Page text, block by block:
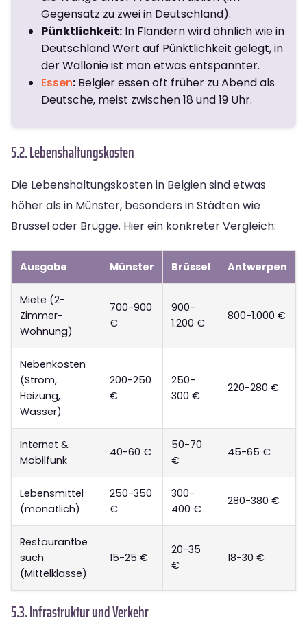
Gegensatz zu zwei in Deutschland).
Pünktlichkeit: In Flandern wird ähnlich wie in
Deutschland Wert auf Pünktlichkeit gelegt, in
der Wallonie ist man etwas entspannter.
Essen: Belgier essen oft früher zu Abend als
Deutsche, meist zwischen 18 und 19 Uhr.
5.2. Lebenshaltungskosten
Die Lebenshaltungskosten in Belgien sind etwas
höher als in Münster, besonders in Städten wie
Brüssel oder Brügge. Hier ein konkreter Vergleich:
Ausgabe Münster Brüssel Antwerpen
Miete (2-
Zimmer-
Wohnung)
700-900
€
900-
1.200 €
800-1.000 €
Nebenkosten
(Strom,
Heizung,
Wasser)
200-250
€
250-
300 €
220-280 €
Internet &
Mobilfunk
40-60 €
50-70
€
45-65 €
Lebensmittel
(monatlich)
250-350
€
300-
400 €
280-380 €
Restaurantbe
such
(Mittelklasse)
15-25 €
20-35
€
18-30 €
5.3. Infrastruktur und Verkehr